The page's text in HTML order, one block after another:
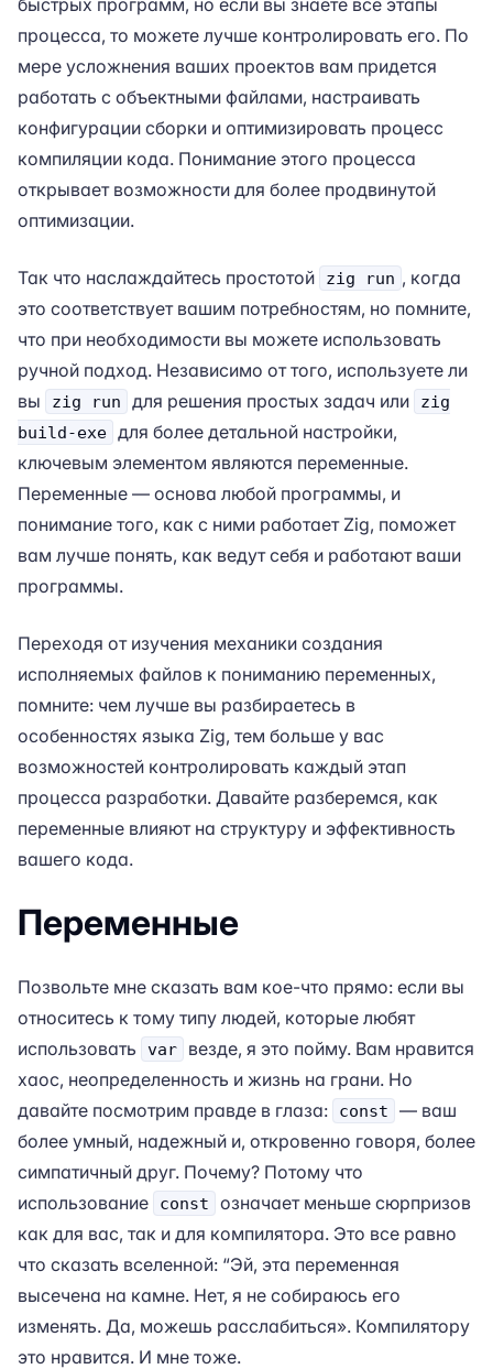
быстрых программ, но если вы знаете все этапы
процесса, то можете лучше контролировать его. По
мере усложнения ваших проектов вам придется
работать с объектными файлами, настраивать
конфигурации сборки и оптимизировать процесс
компиляции кода. Понимание этого процесса
открывает возможности для более продвинутой
оптимизации.
Так что наслаждайтесь простотой zig run , когда
это соответствует вашим потребностям, но помните,
что при необходимости вы можете использовать
ручной подход. Независимо от того, используете ли
вы
zig run для решения простых задач или
zig
build-exe для более детальной настройки,
ключевым элементом являются переменные.
Переменные — основа любой программы, и
понимание того, как с ними работает Zig, поможет
вам лучше понять, как ведут себя и работают ваши
программы.
Переходя от изучения механики создания
исполняемых файлов к пониманию переменных,
помните: чем лучше вы разбираетесь в
особенностях языка Zig, тем больше у вас
возможностей контролировать каждый этап
процесса разработки. Давайте разберемся, как
переменные влияют на структуру и эффективность
вашего кода.
Переменные
Позвольте мне сказать вам кое-что прямо: если вы
относитесь к тому типу людей, которые любят
использовать
var
везде, я это пойму. Вам нравится
хаос, неопределенность и жизнь на грани. Но
давайте посмотрим правде в глаза:
const
— ваш
более умный, надежный и, откровенно говоря, более
симпатичный друг. Почему? Потому что
использование
const
означает меньше сюрпризов
как для вас, так и для компилятора. Это все равно
что сказать вселенной: “Эй, эта переменная
высечена на камне. Нет, я не собираюсь его
изменять. Да, можешь расслабиться». Компилятору
это нравится. И мне тоже.